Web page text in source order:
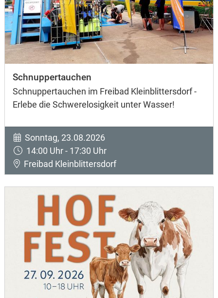
Schnuppertauchen
Schnuppertauchen im Freibad Kleinblittersdorf -
Erlebe die Schwerelosigkeit unter Wasser!
Sonntag, 23.08.2026
14:00 Uhr - 17:30 Uhr
Freibad Kleinblittersdorf